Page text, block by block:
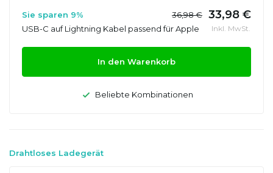
Sie sparen 9% 36,98 € 33,98 €
USB-C auf Lightning Kabel passend für Apple Inkl. MwSt.
In den Warenkorb
Beliebte Kombinationen
Drahtloses Ladegerät